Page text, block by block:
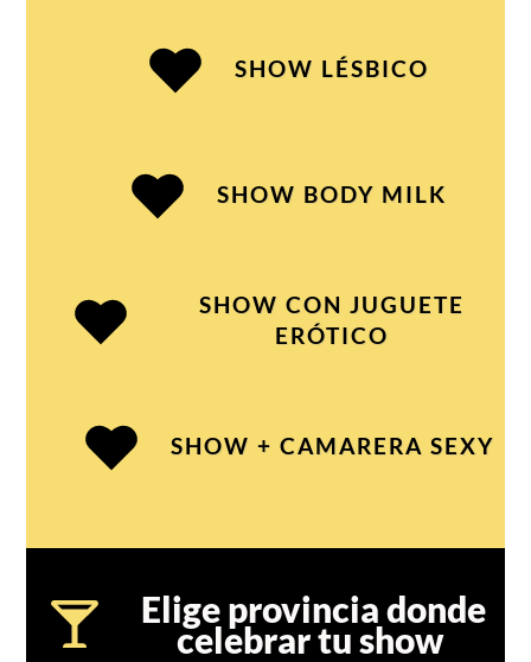
SHOW LÉSBICO
SHOW BODY MILK
SHOW CON JUGUETE
ERÓTICO
SHOW + CAMARERA SEXY
Elige provincia donde
celebrar tu show